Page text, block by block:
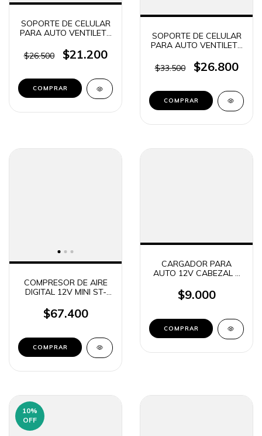
SOPORTE DE CELULAR
PARA AUTO VENTILETE
15W R1 / R1S (5953)
$26.500 $21.200
SOPORTE DE CELULAR
PARA AUTO VENTILETE
FICHAS CARGADOR
SUONO
$33.500 $26.800
COMPRESOR DE AIRE
DIGITAL 12V MINI ST-
BICICLETAS / PELOTAS
$67.400
CARGADOR PARA
AUTO 12V CABEZAL 2
TIME CAR-53005
$9.000
10%
OFF